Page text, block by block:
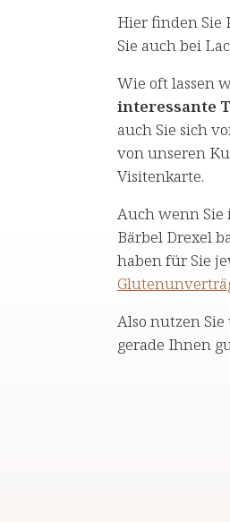
Hier finden Sie
Sie auch bei
Wie oft lassen
interessante
auch Sie sich
von unseren
Visitenkarte.
Auch wenn Sie
Bärbel Drexel
haben für Sie
Also nutzen
gerade Ihnen